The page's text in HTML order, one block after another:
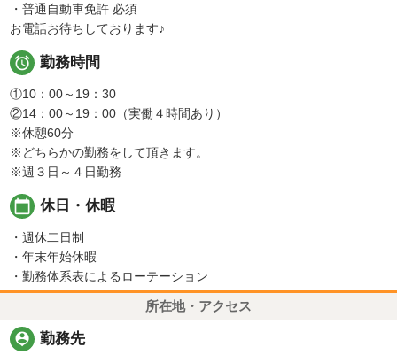
・普通自動車免許 必須
お電話お待ちしております♪
 勤務時間
①10：00～19：30
②14：00～19：00（実働４時間あり）
※休憩60分
※どちらかの勤務をして頂きます。
※週３日～４日勤務
calendar_today 休日・休暇
・週休二日制
・年末年始休暇
・勤務体系表によるローテーション
所在地・アクセス
person_pin 勤務先